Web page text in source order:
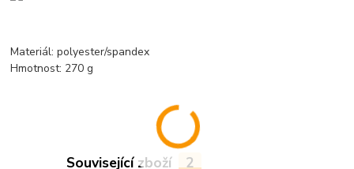
Materiál: polyester/spandex
Hmotnost: 270 g
Související zboží 2